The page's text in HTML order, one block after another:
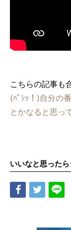
こちらの記事も
(ﾊﾟｼｯ！)自分の
とかなると思っ
いいなと思った
Share Tweet